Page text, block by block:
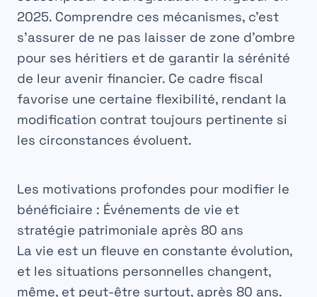
2025. Comprendre ces mécanismes, c’est
s’assurer de ne pas laisser de zone d’ombre
pour ses héritiers et de garantir la sérénité
de leur avenir financier. Ce cadre fiscal
favorise une certaine flexibilité, rendant la
modification contrat toujours pertinente si
les circonstances évoluent.
Les motivations profondes pour modifier le
bénéficiaire : Événements de vie et
stratégie patrimoniale après 80 ans
La vie est un fleuve en constante évolution,
et les situations personnelles changent,
même, et peut-être surtout, après 80 ans.